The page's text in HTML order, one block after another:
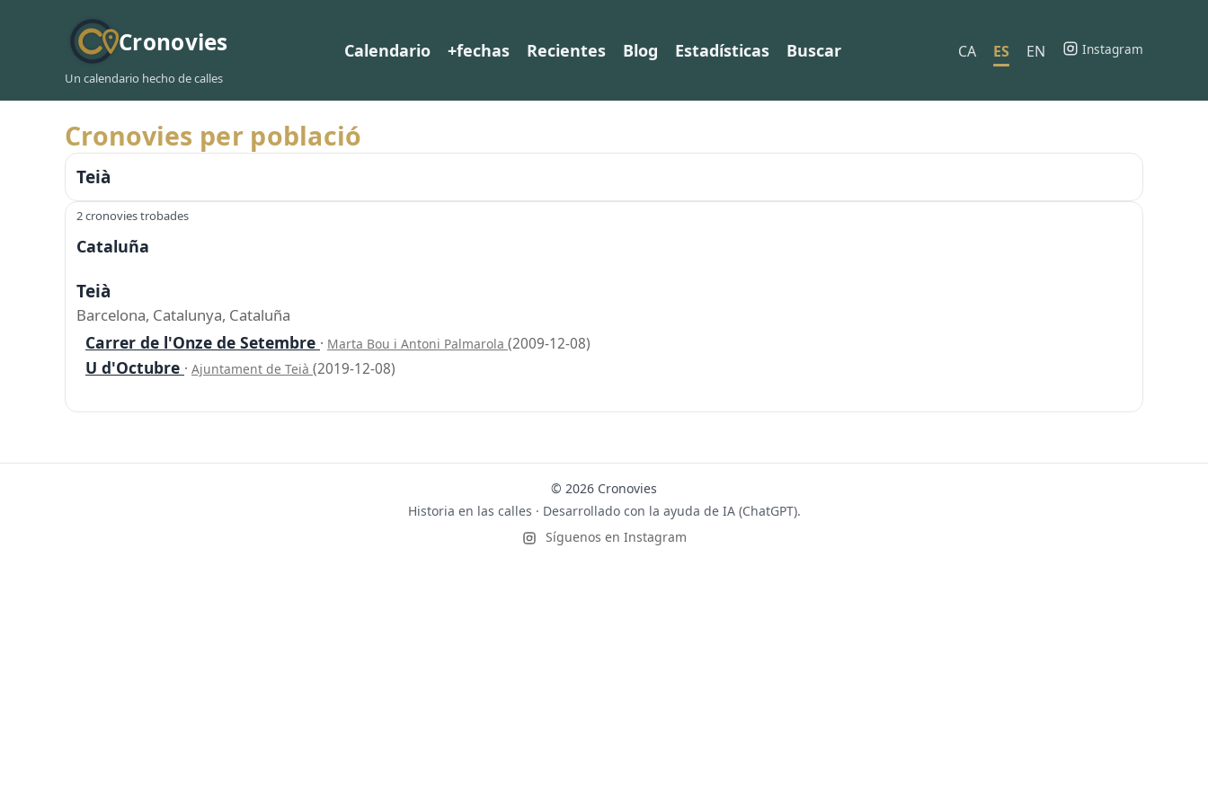
Cronovies
Un calendario hecho de calles
Calendario +fechas Recientes Blog Estadísticas Buscar CA ES EN Instagram
Cronovies per població
Teià
2 cronovies trobades
Cataluña
Teià
Barcelona, Catalunya, Cataluña
Carrer de l'Onze de Setembre · Marta Bou i Antoni Palmarola (2009-12-08)
U d'Octubre · Ajuntament de Teià (2019-12-08)
© 2026 Cronovies
Historia en las calles · Desarrollado con la ayuda de IA (ChatGPT).
Síguenos en Instagram